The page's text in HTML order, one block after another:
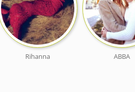
Rihanna ABBA